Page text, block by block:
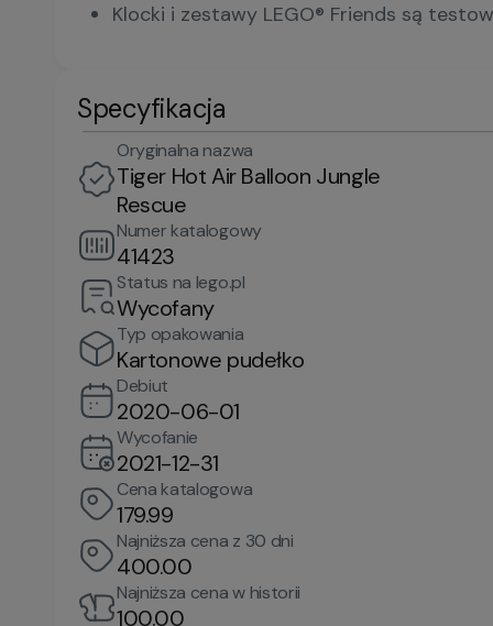
Klocki i zestawy LEGO® Friends są
Specyfikacja
Oryginalna nazwa
Tiger Hot Air Balloon Jungle
Rescue
Numer katalogowy
41423
Status na lego.pl
Wycofany
Typ opakowania
Kartonowe pudełko
Debiut
2020-06-01
Wycofanie
2021-12-31
Cena katalogowa
179.99
Najniższa cena z 30 dni
400.00
Najniższa cena w historii
100.00